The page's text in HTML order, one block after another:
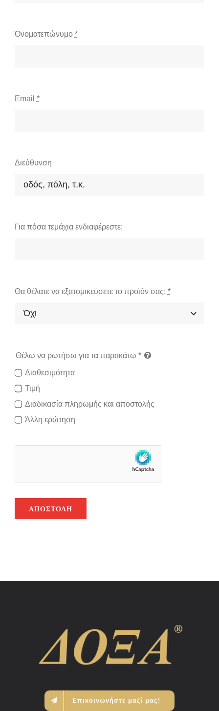
Όνοματεπώνυμο *
Email *
Διεύθυνση
Για πόσα τεμάχια ενδιαφέρεστε;
Θα θέλατε να εξατομικεύσετε το προϊόν σας; *
Θέλω να ρωτήσω για τα παρακάτω *
Διαθεσιμότητα
Τιμή
Διαδικασία πληρωμής και αποστολής
Άλλη ερώτηση
ΑΠΟΣΤΟΛΉ
Επικοινωνήστε μαζί μας!